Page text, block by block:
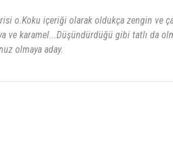
o.Koku içeriği olarak oldukça zengin ve
ve karamel...Düşündürdüğü gibi tatlı da
olmaya aday.